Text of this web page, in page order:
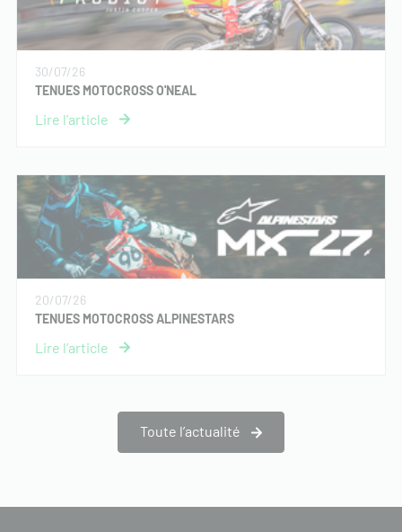
30/07/26
TENUES MOTOCROSS O'NEAL
20/07/26
TENUES MOTOCROSS ALPINESTARS
Toute l’actualité